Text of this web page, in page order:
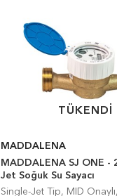
TÜKENDI
TÜKENDI
MADDALENA
MADDALENA SJ ONE -
Jet Soğuk Su Sayacı
Single-Jet Tip, MID